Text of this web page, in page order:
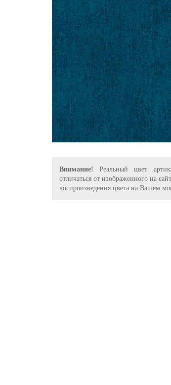
Внимание! Реальный цвет
отличаться от изображенного на
воспроизведения цвета на Вашем